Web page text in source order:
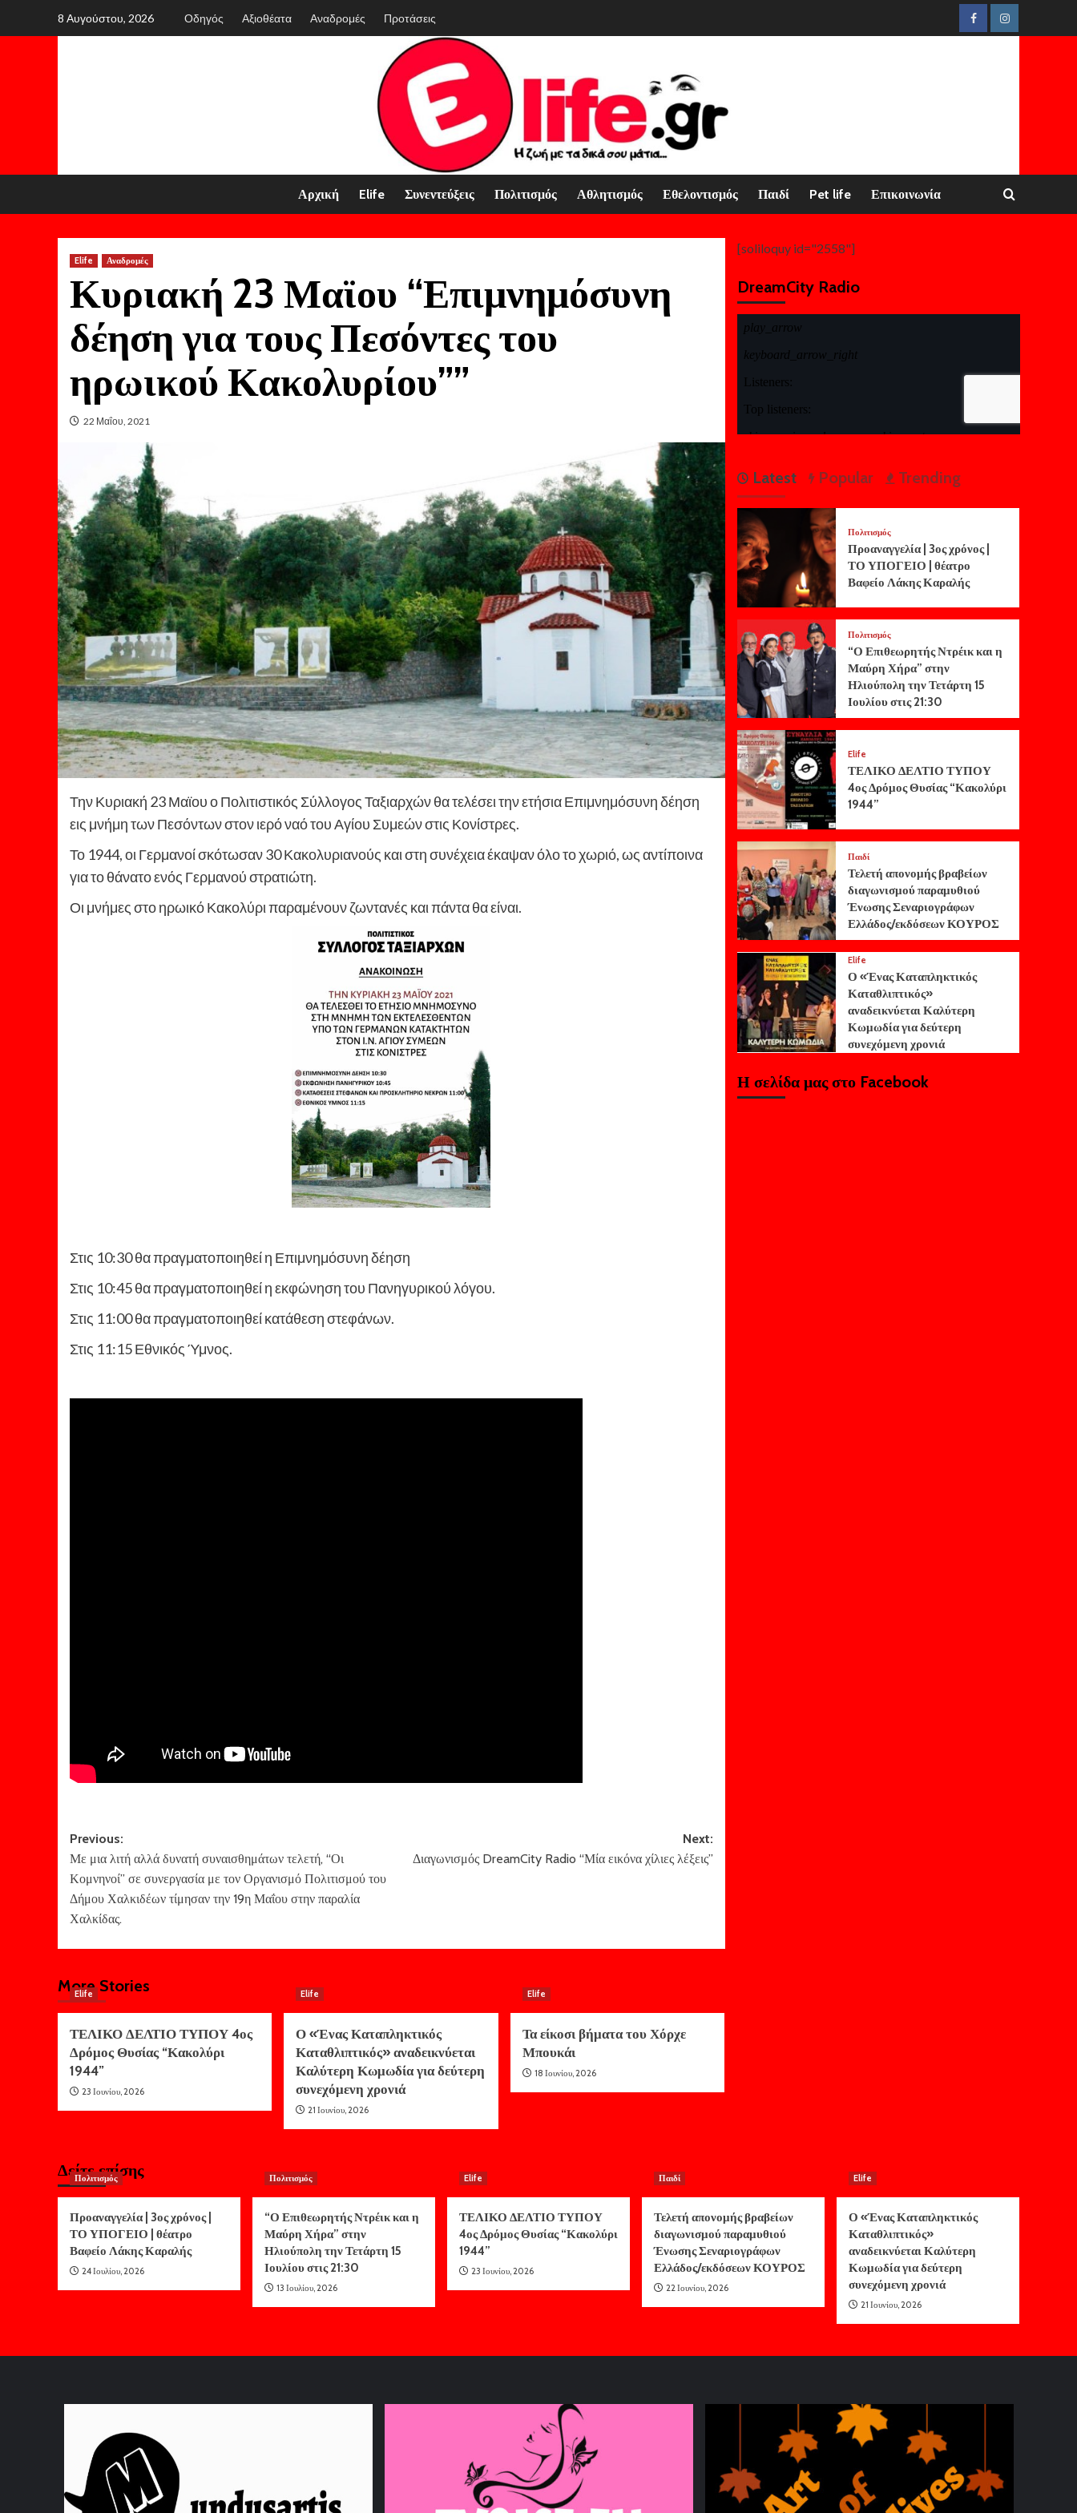
FacebookInstagram
8 Αυγούστου, 2026 Οδηγός Αξιοθέατα Αναδρομές Προτάσεις
Αρχική Elife Συνεντεύξεις Πολιτισμός Αθλητισμός Εθελοντισμός Παιδί Pet life Επικοινωνία
Elife Αναδρομές
Κυριακή 23 Μαϊου “Επιμνημόσυνη
δέηση για τους Πεσόντες του
ηρωικού Κακολυρίου””
22 Μαΐου, 2021
Την Κυριακή 23 Μαϊου ο Πολιτιστικός Σύλλογος Ταξιαρχών θα τελέσει την ετήσια Επιμνημόσυνη δέηση
εις μνήμη των Πεσόντων στον ιερό ναό του Αγίου Συμεών στις Κονίστρες.
Το 1944, οι Γερμανοί σκότωσαν 30 Κακολυριανούς και στη συνέχεια έκαψαν όλο το χωριό, ως αντίποινα
για το θάνατο ενός Γερμανού στρατιώτη.
Οι μνήμες στο ηρωικό Κακολύρι παραμένουν ζωντανές και πάντα θα είναι.
Στις 10:30 θα πραγματοποιηθεί η Επιμνημόσυνη δέηση
Στις 10:45 θα πραγματοποιηθεί η εκφώνηση του Πανηγυρικού λόγου.
Στις 11:00 θα πραγματοποιηθεί κατάθεση στεφάνων.
Στις 11:15 Εθνικός Ύμνος.
Post
navigation
Previous:
Με μια λιτή αλλά δυνατή συναισθημάτων τελετή, “Οι
Κομνηνοί” σε συνεργασία με τον Οργανισμό Πολιτισμού του
Δήμου Χαλκιδέων τίμησαν την 19η Μαΐου στην παραλία
Χαλκίδας.
Next:
Διαγωνισμός DreamCity Radio “Μία εικόνα χίλιες λέξεις”
More Stories
Elife
ΤΕΛΙΚΟ ΔΕΛΤΙΟ ΤΥΠΟΥ 4ος
Δρόμος Θυσίας “Κακολύρι
1944”
23 Ιουνίου, 2026
Elife
Ο «Ένας Καταπληκτικός
Καταθλιπτικός» αναδεικνύεται
Καλύτερη Κωμωδία για δεύτερη
συνεχόμενη χρονιά
21 Ιουνίου, 2026
Elife
Τα είκοσι βήματα του Χόρχε
Μπουκάι
18 Ιουνίου, 2026
[soliloquy id="2558"]
DreamCity Radio
Latest Popular Trending
Πολιτισμός
Προαναγγελία | 3ος χρόνος |
ΤΟ ΥΠΟΓΕΙΟ | θέατρο
Βαφείο Λάκης Καραλής
Πολιτισμός
“Ο Επιθεωρητής Ντρέικ και η
Μαύρη Χήρα” στην
Ηλιούπολη την Τετάρτη 15
Ιουλίου στις 21:30
Elife
ΤΕΛΙΚΟ ΔΕΛΤΙΟ ΤΥΠΟΥ
4ος Δρόμος Θυσίας “Κακολύρι
1944”
Παιδί
Τελετή απονομής βραβείων
διαγωνισμού παραμυθιού
Ένωσης Σεναριογράφων
Ελλάδος/εκδόσεων ΚΟΥΡΟΣ
Elife
Ο «Ένας Καταπληκτικός
Καταθλιπτικός»
αναδεικνύεται Καλύτερη
Κωμωδία για δεύτερη
συνεχόμενη χρονιά
Η σελίδα μας στο Facebook
Δείτε επίσης
Πολιτισμός
Προαναγγελία | 3ος χρόνος |
ΤΟ ΥΠΟΓΕΙΟ | θέατρο
Βαφείο Λάκης Καραλής
24 Ιουλίου, 2026
Πολιτισμός
“Ο Επιθεωρητής Ντρέικ και η
Μαύρη Χήρα” στην
Ηλιούπολη την Τετάρτη 15
Ιουλίου στις 21:30
13 Ιουλίου, 2026
Elife
ΤΕΛΙΚΟ ΔΕΛΤΙΟ ΤΥΠΟΥ
4ος Δρόμος Θυσίας “Κακολύρι
1944”
23 Ιουνίου, 2026
Παιδί
Τελετή απονομής βραβείων
διαγωνισμού παραμυθιού
Ένωσης Σεναριογράφων
Ελλάδος/εκδόσεων ΚΟΥΡΟΣ
22 Ιουνίου, 2026
Elife
Ο «Ένας Καταπληκτικός
Καταθλιπτικός»
αναδεικνύεται Καλύτερη
Κωμωδία για δεύτερη
συνεχόμενη χρονιά
21 Ιουνίου, 2026